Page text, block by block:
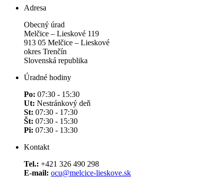
Adresa
Obecný úrad
Melčice – Lieskové 119
913 05 Melčice – Lieskové
okres Trenčín
Slovenská republika
Úradné hodiny
Po: 07:30 - 15:30
Ut: Nestránkový deň
St: 07:30 - 17:30
Št: 07:30 - 15:30
Pi: 07:30 - 13:30
Kontakt
Tel.: +421 326 490 298
E-mail: ocu@melcice-lieskove.sk